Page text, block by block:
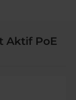
Aktif PoE